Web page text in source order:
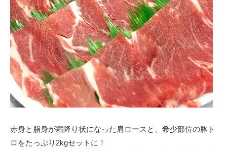
赤身と脂身が霜降り状になった肩ロースと、希少部位の豚ト
ロをたっぷり2kgセットに！